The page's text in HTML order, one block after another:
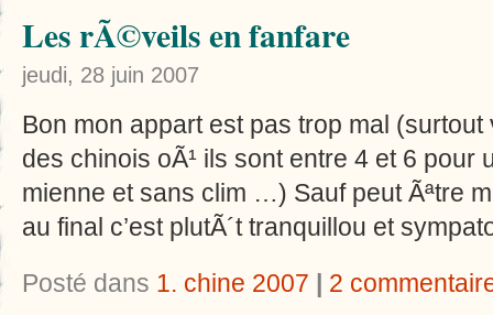
Les rÃ©veils en fanfare
jeudi, 28 juin 2007
Bon mon appart est pas trop mal
des chinois oÃ¹ ils sont entre 4 et 6 pour
mienne et sans clim …) Sauf peut Ãªtre
au final c’est plutÃ´t tranquillou et
Posté dans 1. chine 2007 | 2